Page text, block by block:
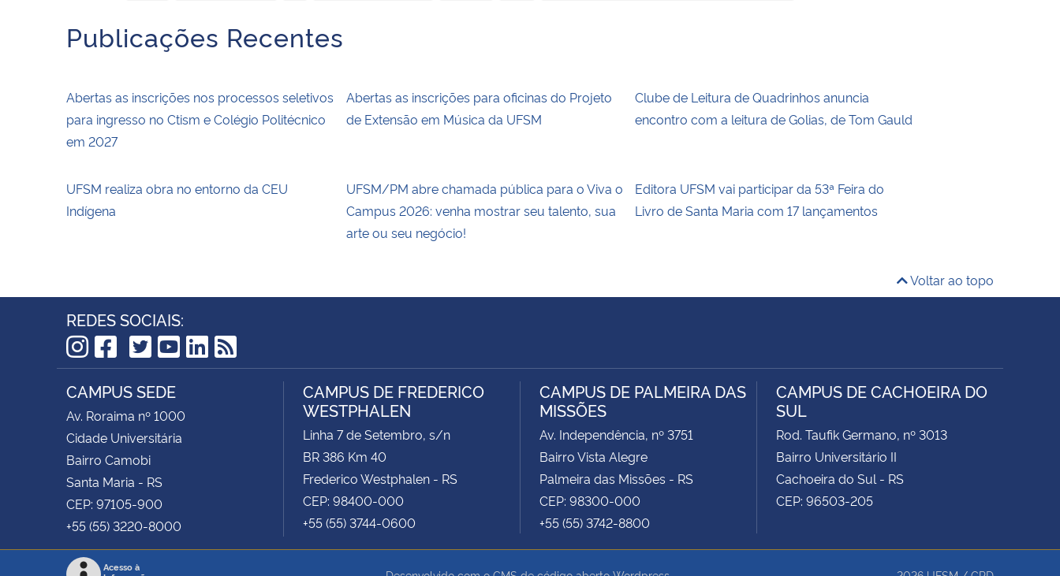
Publicações Recentes
Abertas as inscrições nos processos seletivos
para ingresso no Ctism e Colégio Politécnico
em 2027
Abertas as inscrições para oficinas do Projeto
de Extensão em Música da UFSM
Clube de Leitura de Quadrinhos anuncia
encontro com a leitura de Golias, de Tom Gauld
UFSM realiza obra no entorno da CEU
Indígena
UFSM/PM abre chamada pública para o Viva o
Campus 2026: venha mostrar seu talento, sua
arte ou seu negócio!
Editora UFSM vai participar da 53ª Feira do
Livro de Santa Maria com 17 lançamentos
Voltar ao topo
REDES SOCIAIS:
Instagram
Facebook
TikTok
Twitter
YouTube
LinkedIn
RSS
CAMPUS SEDE
Av. Roraima nº 1000
Cidade Universitária
Bairro Camobi
Santa Maria - RS
CEP: 97105-900
+55 (55) 3220-8000
CAMPUS DE FREDERICO
WESTPHALEN
Linha 7 de Setembro, s/n
BR 386 Km 40
Frederico Westphalen - RS
CEP: 98400-000
+55 (55) 3744-0600
CAMPUS DE PALMEIRA DAS
MISSÕES
Av. Independência, nº 3751
Bairro Vista Alegre
Palmeira das Missões - RS
CEP: 98300-000
+55 (55) 3742-8800
CAMPUS DE CACHOEIRA DO
SUL
Rod. Taufik Germano, nº 3013
Bairro Universitário II
Cachoeira do Sul - RS
CEP: 96503-205
Acesso à